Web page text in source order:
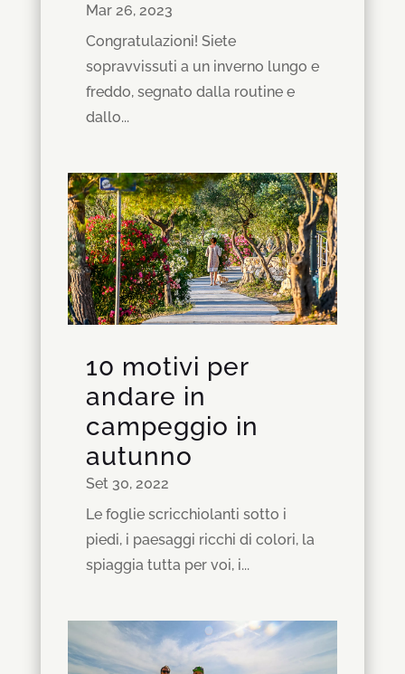
Mar 26, 2023
Congratulazioni! Siete
sopravvissuti a un inverno lungo e
freddo, segnato dalla routine e
dallo...
10 motivi per
andare in
campeggio in
autunno
Set 30, 2022
Le foglie scricchiolanti sotto i
piedi, i paesaggi ricchi di colori, la
spiaggia tutta per voi, i...